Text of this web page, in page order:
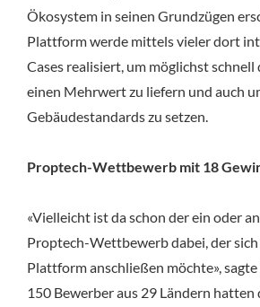
Ökosystem in seinen Grundzügen
Plattform werde mittels vieler dort
Cases realisiert, um möglichst
einen Mehrwert zu liefern und auch
Gebäudestandards zu setzen.
Proptech-Wettbewerb mit 18
«Vielleicht ist da schon der ein oder
Proptech-Wettbewerb dabei, der
Plattform anschließen möchte»,
150 Bewerber aus 29 Ländern hatten